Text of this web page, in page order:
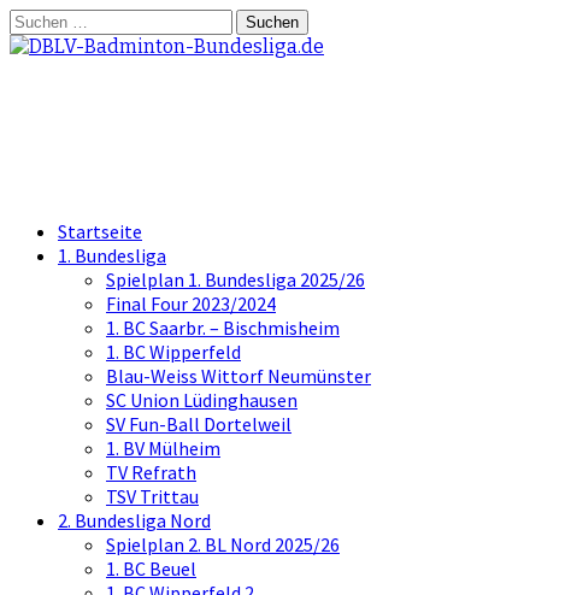
Springe
zum
Suchen
nach:
Startseite
1. Bundesliga
Spielplan 1. Bundesliga 2025/26
Final Four 2023/2024
1. BC Saarbr. – Bischmisheim
1. BC Wipperfeld
Blau-Weiss Wittorf Neumünster
SC Union Lüdinghausen
SV Fun-Ball Dortelweil
1. BV Mülheim
TV Refrath
TSV Trittau
2. Bundesliga Nord
Spielplan 2. BL Nord 2025/26
1. BC Beuel